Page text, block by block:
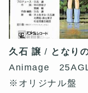
久石 譲 / となり
Animage
※オリジナル盤